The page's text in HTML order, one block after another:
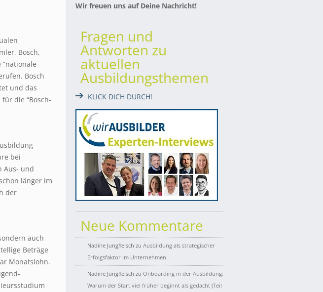
Bosch,
Bosch
und das
die “Bosch-
bei
Aus- und
länger im
der
auch
Beträge
Monatslohn.
Wir freuen uns auf Deine Nachricht!
Fragen und
Antworten zu
aktuellen
Ausbildungsthemen
KLICK DICH DURCH!
Neue Kommentare
Nadine Jungfleisch zu Ausbildung als strategischer
Erfolgsfaktor im Unternehmen
Nadine Jungfleisch zu Onboarding in der Ausbildung:
Warum der Start viel früher beginnt als gedacht (Teil